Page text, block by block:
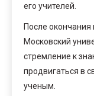
его учителей.
После
Московский
стремление к
продвигаться в
ученым.